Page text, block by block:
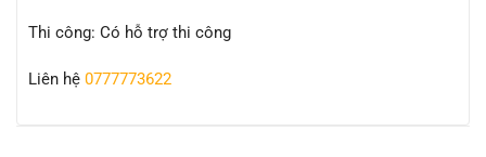
Thi công: Có hỗ trợ thi công
Liên hệ 0777773622